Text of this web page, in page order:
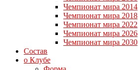
Чемпионат мира 2014
Чемпионат мира 2018
Чемпионат мира 2022
Чемпионат мира 2026
Чемпионат мира 2030
Состав
о Клубе